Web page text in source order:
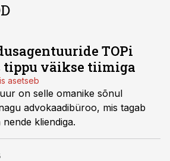
TOPi
väikse tiimiga
asetseb
on selle omanike sõnul
advokaadibüroo, mis tagab
kliendiga.